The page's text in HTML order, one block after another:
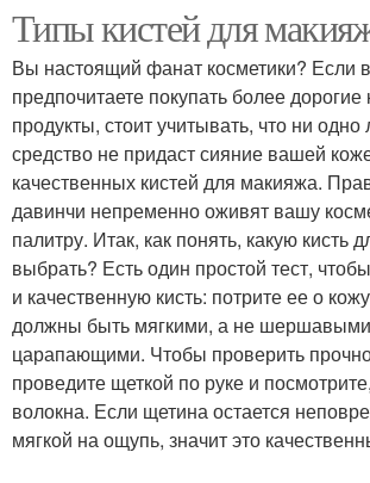
Макияж с зеленым
карандашом
Макияж для зеленых
глаз
Косметики для макияжа
Типы кистей для
Вы настоящий фанат косметики? Если
предпочитаете покупать более дорогие
продукты, стоит учитывать, что ни
средство не придаст сияние вашей
качественных кистей для макияжа.
давинчи непременно оживят вашу
палитру. Итак, как понять, какую кисть
выбрать? Есть один простой тест,
и качественную кисть: потрите ее о
должны быть мягкими, а не
царапающими. Чтобы проверить
проведите щеткой по руке и
волокна. Если щетина остается
мягкой на ощупь, значит это